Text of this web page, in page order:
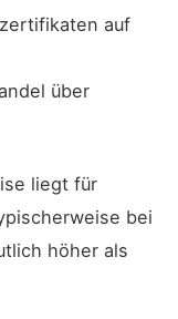
auf
über
liegt für
bei
höher als